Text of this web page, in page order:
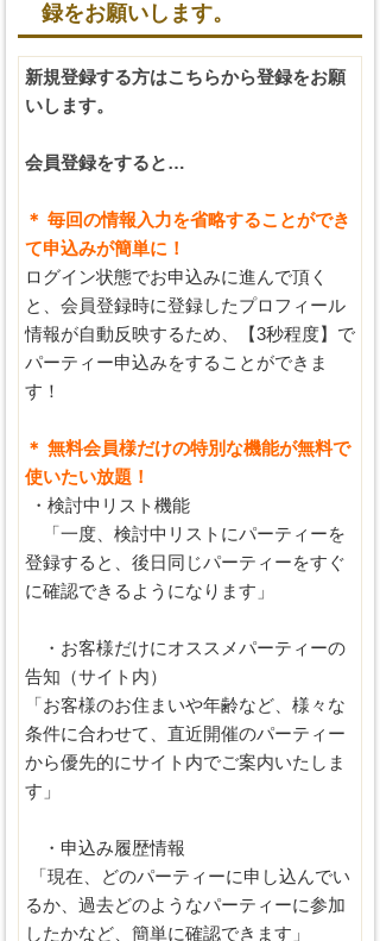
録をお願いします。
新規登録する方はこちらから登録をお願
いします。
会員登録をすると…
＊ 毎回の情報入力を省略することができ
て申込みが簡単に！
ログイン状態でお申込みに進んで頂く
と、会員登録時に登録したプロフィール
情報が自動反映するため、【3秒程度】で
パーティー申込みをすることができま
す！
＊ 無料会員様だけの特別な機能が無料で
使いたい放題！
・検討中リスト機能
「一度、検討中リストにパーティーを
登録すると、後日同じパーティーをすぐ
に確認できるようになります」
・お客様だけにオススメパーティーの
告知（サイト内）
「お客様のお住まいや年齢など、様々な
条件に合わせて、直近開催のパーティー
から優先的にサイト内でご案内いたしま
す」
・申込み履歴情報
「現在、どのパーティーに申し込んでい
るか、過去どのようなパーティーに参加
したかなど、簡単に確認できます」